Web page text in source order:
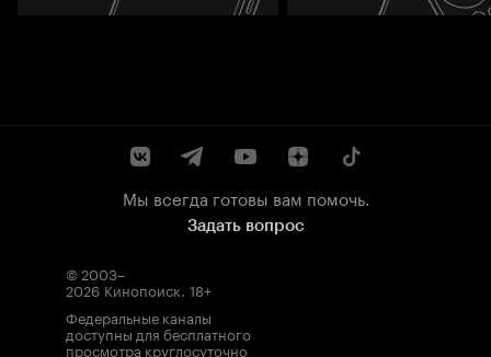
Мы всегда готовы вам помочь.
Задать вопрос
© 2003–
2026 Кинопоиск. 18+
Федеральные каналы
доступны для бесплатного
просмотра круглосуточно